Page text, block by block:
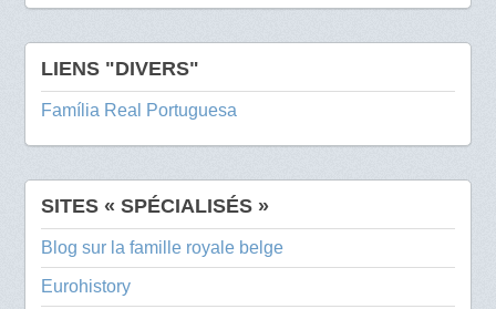
LIENS "DIVERS"
Família Real Portuguesa
SITES « SPÉCIALISÉS »
Blog sur la famille royale belge
Eurohistory